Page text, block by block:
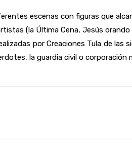
escenas con figuras que
(la Última Cena, Jesús
por Creaciones Tula de
la guardia civil o corporación